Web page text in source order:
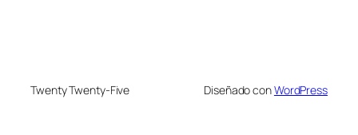
Twenty Twenty-Five Diseñado conWordPress